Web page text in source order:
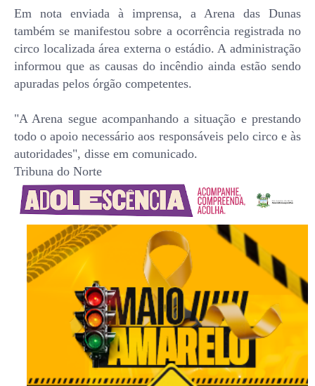
Em nota enviada à imprensa, a Arena das Dunas
também se manifestou sobre a ocorrência registrada no
circo localizada área externa o estádio. A administração
informou que as causas do incêndio ainda estão sendo
apuradas pelos órgão competentes.
"A Arena segue acompanhando a situação e prestando
todo o apoio necessário aos responsáveis pelo circo e às
autoridades", disse em comunicado.
Tribuna do Norte